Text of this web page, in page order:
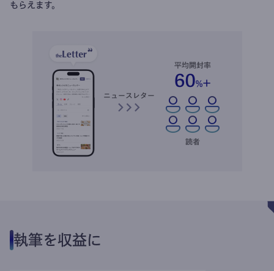
もらえます。
執筆を収益に